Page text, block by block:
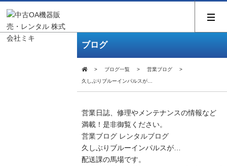
ブログ
ブログ一覧 営業ブログ
久しぶりブルーインパルスが…
営業日誌、修理やメンテナンスの情報など
満載！是非御覧ください。
営業ブログ レンタルブログ
久しぶりブルーインパルスが…
配送課の馬場です。